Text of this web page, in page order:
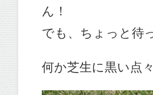
ん！
でも、ちょっと待
何か芝生に黒い点